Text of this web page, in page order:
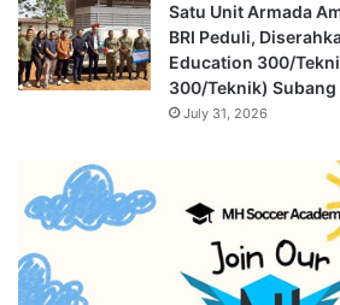
Satu Unit Armada
BRI Peduli,
Education 300/
300/Teknik) Subang
July 31, 2026